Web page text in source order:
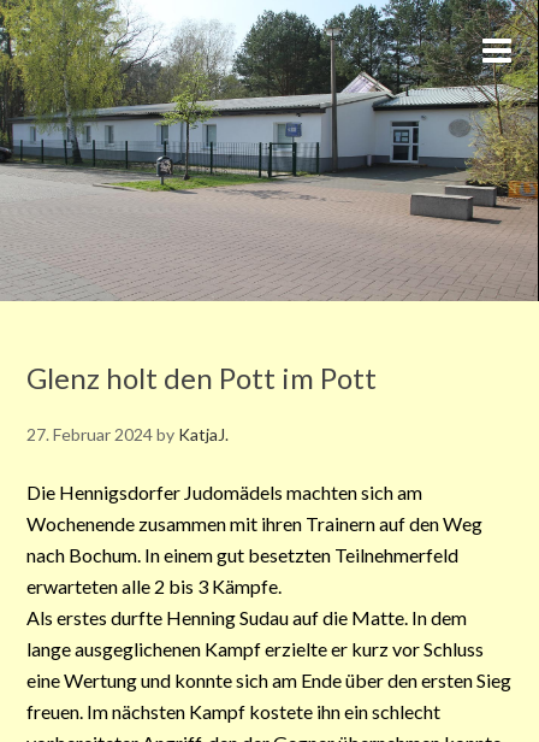
Glenz holt den Pott im Pott
27. Februar 2024by KatjaJ.
Die Hennigsdorfer Judomädels machten sich am
Wochenende zusammen mit ihren Trainern auf den Weg
nach Bochum. In einem gut besetzten Teilnehmerfeld
erwarteten alle 2 bis 3 Kämpfe.
Als erstes durfte Henning Sudau auf die Matte. In dem
lange ausgeglichenen Kampf erzielte er kurz vor Schluss
eine Wertung und konnte sich am Ende über den ersten Sieg
freuen. Im nächsten Kampf kostete ihn ein schlecht